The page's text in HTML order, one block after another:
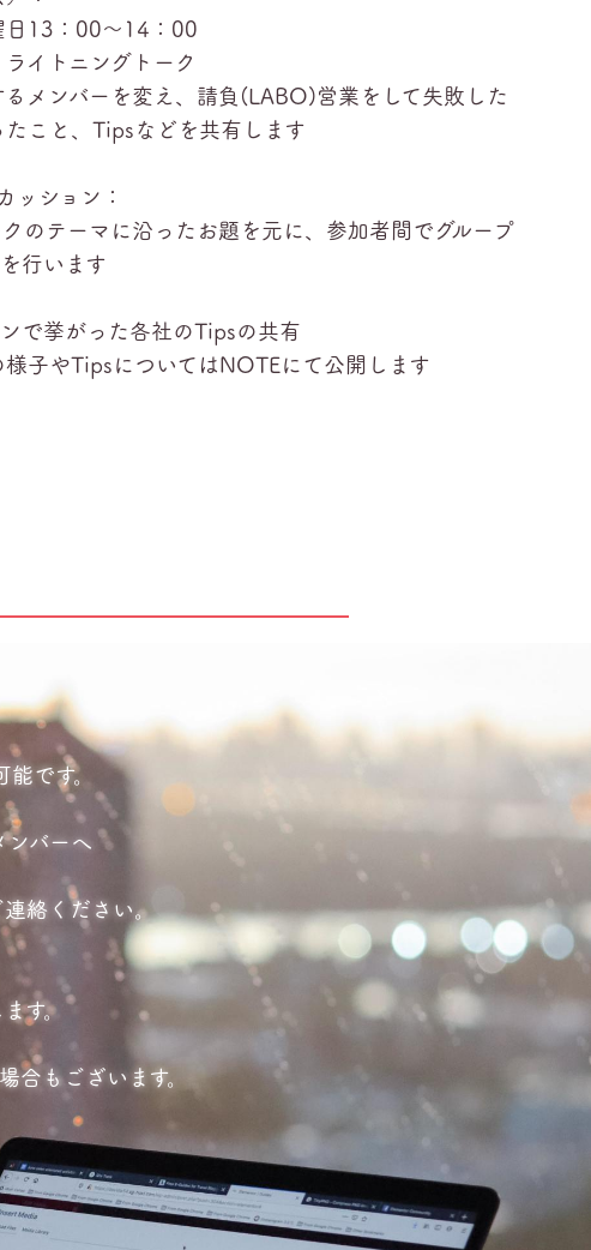
日13：00～14：00
ライトニングトーク
るメンバーを変え、請負(LABO)営業をして失敗した
たこと、Tipsなどを共有します
ッション：
のテーマに沿ったお題を元に、参加者間でグループ
行います
ンで挙がった各社のTipsの共有
様子やTipsについてはNOTEにて公開します
です。
バーへ
絡ください。
す。
もございます。